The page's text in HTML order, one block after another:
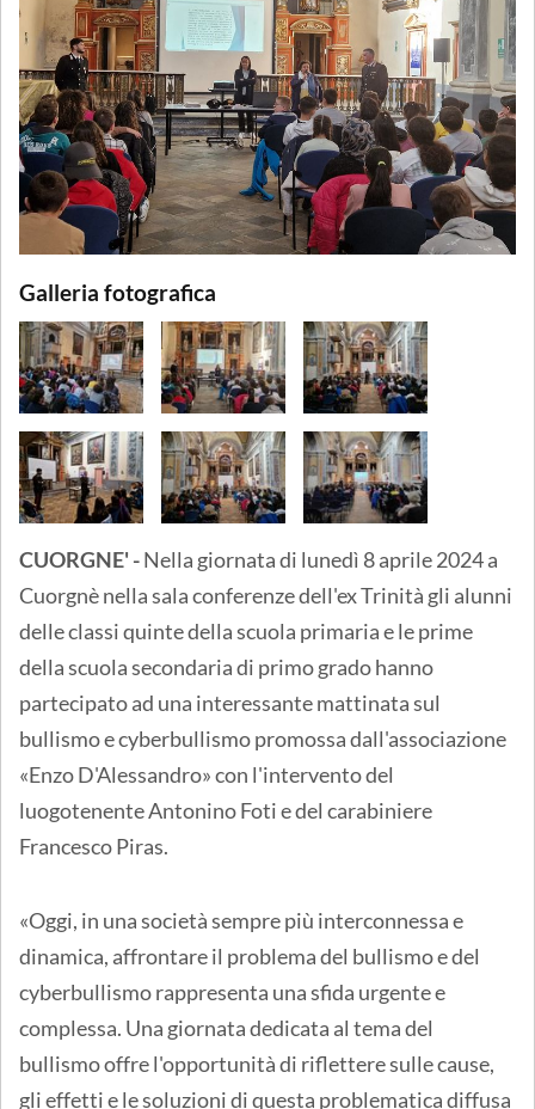
Galleria fotografica
CUORGNE' -Nella giornata di lunedì 8 aprile 2024 a
Cuorgnè nella sala conferenze dell'ex Trinità gli alunni
delle classi quinte della scuola primaria e le prime
della scuola secondaria di primo grado hanno
partecipato ad una interessante mattinata sul
bullismo e cyberbullismo promossa dall'associazione
«Enzo D'Alessandro» con l'intervento del
luogotenente Antonino Foti e del carabiniere
Francesco Piras.
«Oggi, in una società sempre più interconnessa e
dinamica, affrontare il problema del bullismo e del
cyberbullismo rappresenta una sfida urgente e
complessa. Una giornata dedicata al tema del
bullismo offre l'opportunità di riflettere sulle cause,
gli effetti e le soluzioni di questa problematica diffusa